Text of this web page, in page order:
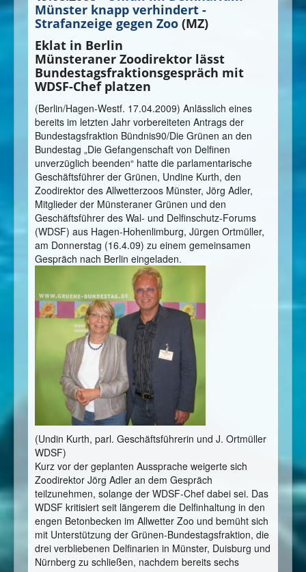
Münster knapp verhindert -
Strafanzeige gegen Zoo (MZ)
Eklat in Berlin
Münsteraner Zoodirektor lässt
Bundestagsfraktionsgespräch mit
WDSF-Chef platzen
(Berlin/Hagen-Westf. 17.04.2009) Anlässlich eines
bereits im letzten Jahr vorbereiteten Antrags der
Bundestagsfraktion Bündnis90/Die Grünen an den
Bundestag „Die Gefangenschaft von Delfinen
unverzüglich beenden“ hatte die parlamentarische
Geschäftsführer der Grünen, Undine Kurth, den
Zoodirektor des Allwetterzoos Münster, Jörg Adler,
Mitglieder der Münsteraner Grünen und den
Geschäftsführer des Wal- und Delfinschutz-Forums
(WDSF) aus Hagen-Hohenlimburg, Jürgen Ortmüller,
am Donnerstag (16.4.09) zu einem gemeinsamen
Gespräch nach Berlin eingeladen.
(Undin Kurth, parl. Geschäftsführerin und J. Ortmüller
WDSF)
Kurz vor der geplanten Aussprache weigerte sich
Zoodirektor Jörg Adler an dem Gespräch
teilzunehmen, solange der WDSF-Chef dabei sei. Das
WDSF kritisiert seit längerem die Delfinhaltung in den
engen Betonbecken im Allwetter Zoo und bemüht sich
mit Unterstützung der Grünen-Bundestagsfraktion, die
drei verbliebenen Delfinarien in Münster, Duisburg und
Nürnberg zu schließen, nachdem bereits sechs